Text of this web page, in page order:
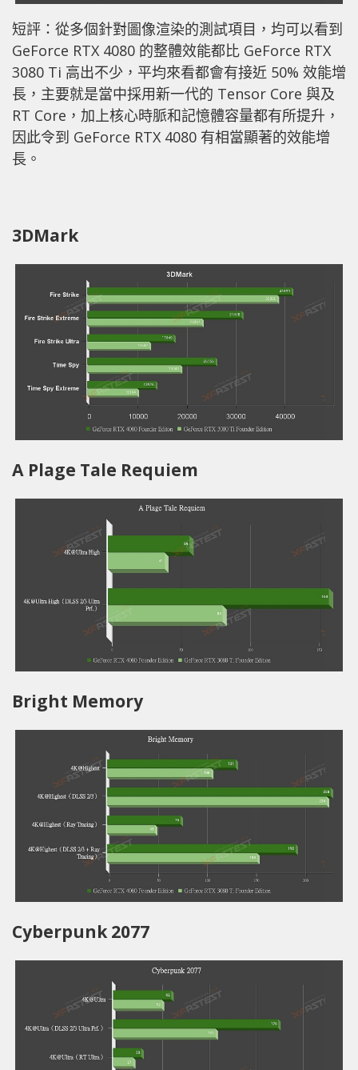
短評：從多個針對圖像渲染的測試項目，均可以看到
GeForce RTX 4080 的整體效能都比 GeForce RTX
3080 Ti 高出不少，平均來看都會有接近 50% 效能增
長，主要就是當中採用新一代的 Tensor Core 與及
RT Core，加上核心時脈和記憶體容量都有所提升，
因此令到 GeForce RTX 4080 有相當顯著的效能增
長。
3DMark
A Plage Tale Requiem
Bright Memory
Cyberpunk 2077